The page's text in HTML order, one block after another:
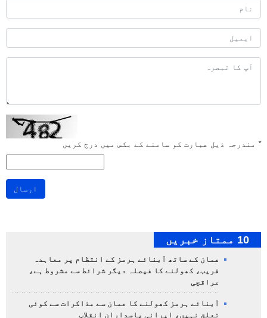
* مندرجہ ذیل عبارت کو سامنے کے بکس میں درج کریں
ارسال
10 ممتاز خبریں
عمان کے ساتھ آبنائے ہرمز کے انتظام پر معاہدہ
قریب، کھولنے کا فیصلہ دیگر شرائط سے مشروط ہے،
عراقچی
آبنائے ہرمز کھولنے کا عمان سے مذاکرات سے کوئی
تعلق نہیں، ایرانی پاسداران انقلاب